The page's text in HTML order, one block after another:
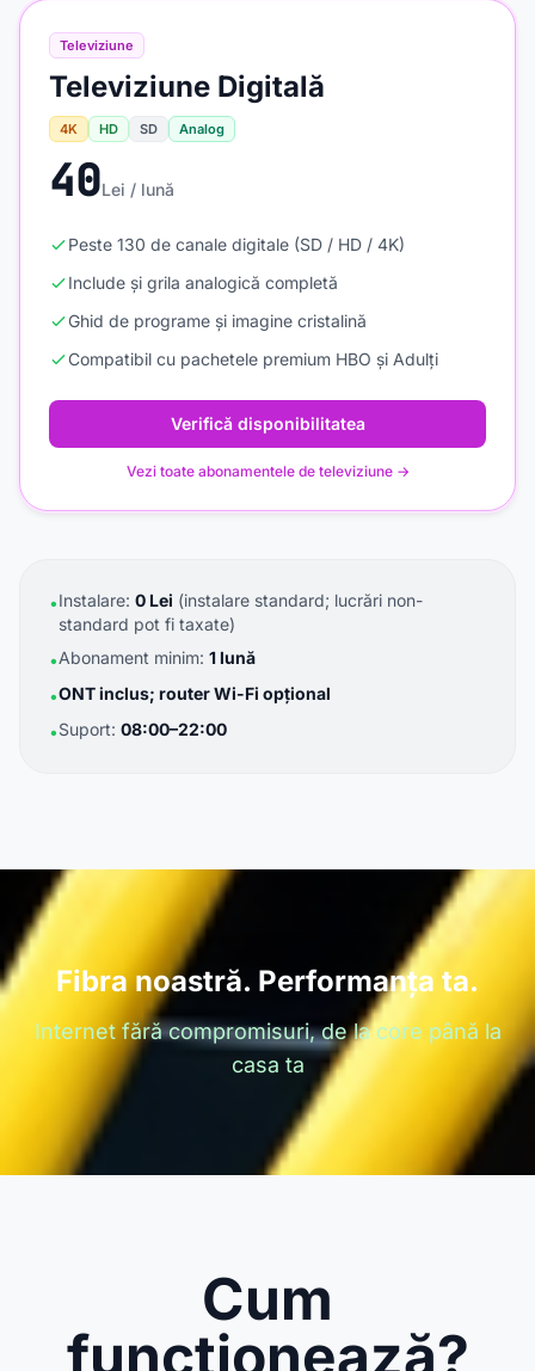
Televiziune
Televiziune Digitală
4K HD SD Analog
40Lei / lună
Peste 130 de canale digitale (SD / HD / 4K)
Include și grila analogică completă
Ghid de programe și imagine cristalină
Compatibil cu pachetele premium HBO și Adulți
Verifică disponibilitatea
Vezi toate abonamentele de televiziune →
•Instalare: 0 Lei (instalare standard; lucrări non-
standard pot fi taxate)
•Abonament minim: 1 lună
•ONT inclus; router Wi-Fi opțional
•Suport: 08:00–22:00
Fibra noastră. Performanța ta.
Internet fără compromisuri, de la core până la
casa ta
Cum
funcționează?